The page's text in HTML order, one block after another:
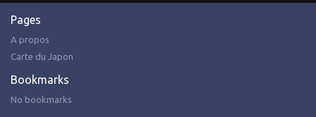
Pages
A propos
Carte du Japon
Bookmarks
No bookmarks